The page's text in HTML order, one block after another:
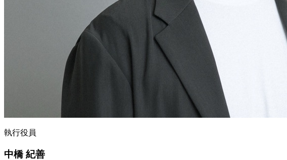
執行役員
中橋 紀善